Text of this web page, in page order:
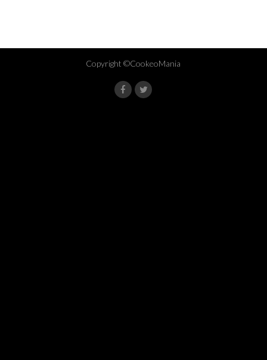
Copyright ©CookeoMania